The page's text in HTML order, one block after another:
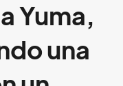
Yuma,
una